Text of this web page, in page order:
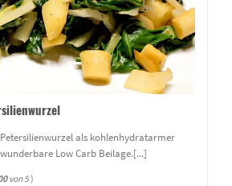
als kohlenhydratarmer
Low Carb Beilage.[...]
von 5)